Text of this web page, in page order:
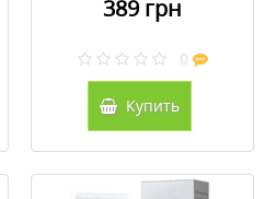
389 грн
0
Купить